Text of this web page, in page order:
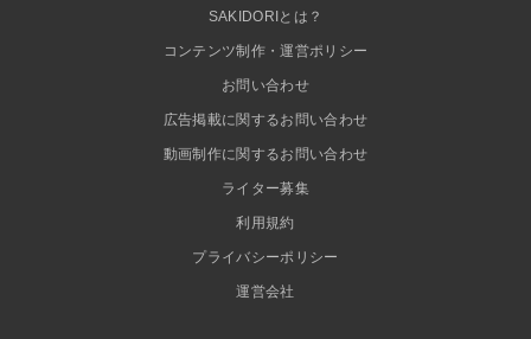
SAKIDORIとは？
コンテンツ制作・運営ポリシー
お問い合わせ
広告掲載に関するお問い合わせ
動画制作に関するお問い合わせ
ライター募集
利用規約
プライバシーポリシー
運営会社